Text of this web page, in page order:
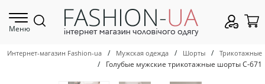
Меню
Интернет-магазин Fashion-ua / Мужская одежда / Шорты / Трикотажные
/ Голубые мужские трикотажные шорты С-671